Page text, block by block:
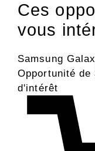
Ces
vous
Samsung
Opportunité de
d'intérêt